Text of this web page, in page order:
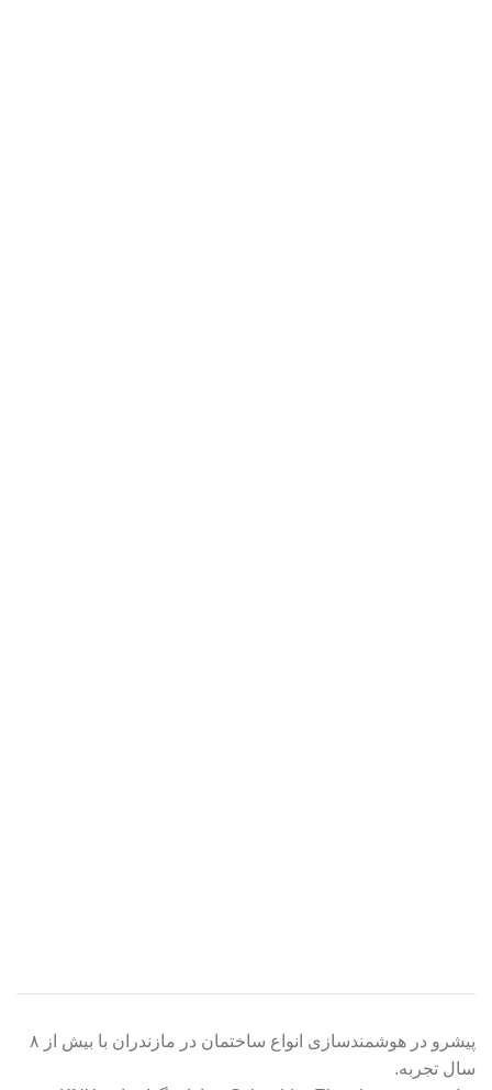
پیشرو در هوشمندسازی انواع ساختمان در مازندران با بیش از ۸
سال تجربه.